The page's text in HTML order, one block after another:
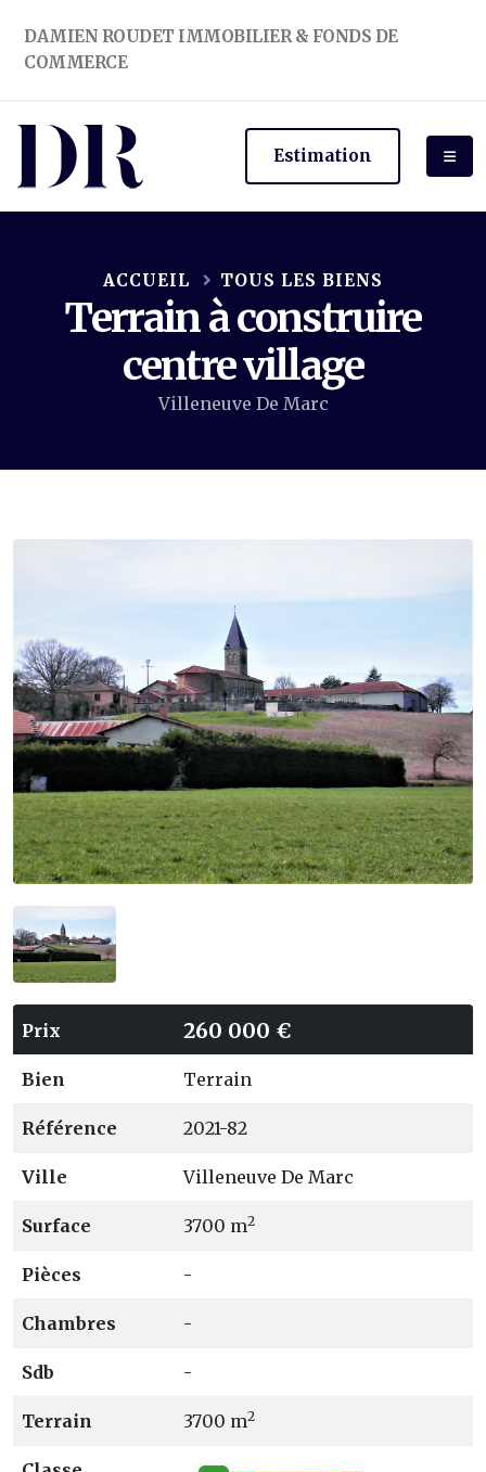
DAMIEN ROUDET IMMOBILIER & FONDS DE
COMMERCE
Estimation
Terrain à construire
centre village
Villeneuve De Marc
ACCUEIL TOUS LES BIENS
Prix 260 000 €
Bien Terrain
Référence 2021-82
Ville Villeneuve De Marc
Surface 3700 m2
Pièces -
Chambres -
Sdb -
Terrain 3700 m2